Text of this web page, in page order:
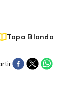
Tapa Blanda